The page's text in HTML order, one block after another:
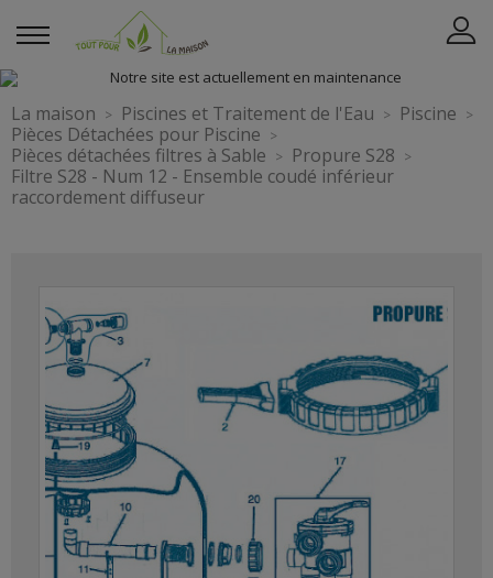
La maison Piscines et Traitement de l'Eau
Piscine
Pièces Détachées pour Piscine
Pièces détachées filtres à Sable
Propure S28
Filtre S28 - Num 12 - Ensemble coudé inférieur
raccordement diffuseur